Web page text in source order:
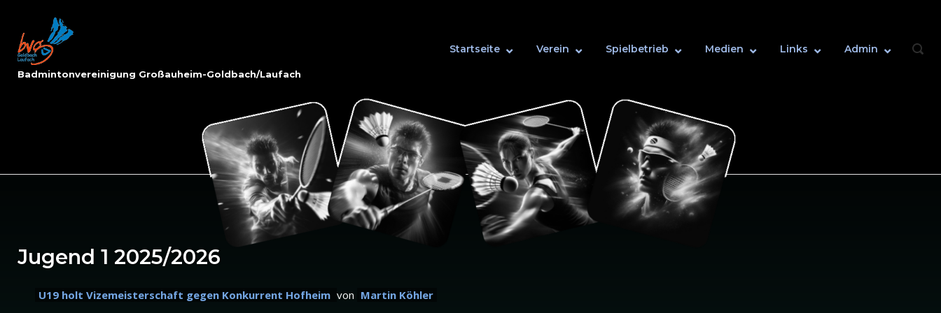
content
Badmintonvereinigung Großauheim-Goldbach/Laufach
Startseite Verein Spielbetrieb Medien Links Admin
OPEN
Jugend 1 2025/2026
U19 holt Vizemeisterschaft gegen Konkurrent Hofheim von Martin Köhler